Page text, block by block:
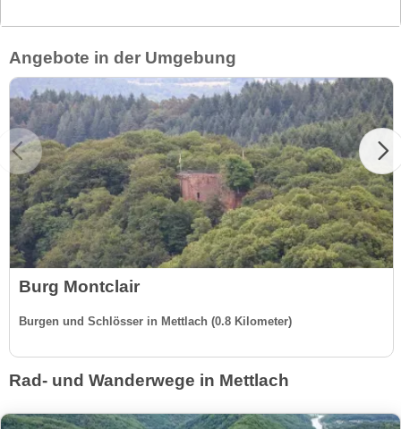
Angebote in der Umgebung
Burg Montclair
Burgen und Schlösser in Mettlach (0.8 Kilometer)
Rad- und Wanderwege in Mettlach